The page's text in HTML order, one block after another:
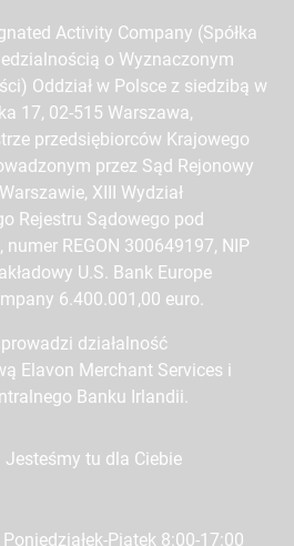
Activity Company (Spółka
o Wyznaczonym
Oddział w Polsce z siedzibą w
17, 02-515 Warszawa,
przedsiębiorców Krajowego
przez Sąd Rejonowy
XIII Wydział
Rejestru Sądowego pod
REGON 300649197, NIP
U.S. Bank Europe
6.400.001,00 euro.
działalność
Elavon Merchant Services i
Banku Irlandii.
tu dla Ciebie
Piątek 8:00-17:00